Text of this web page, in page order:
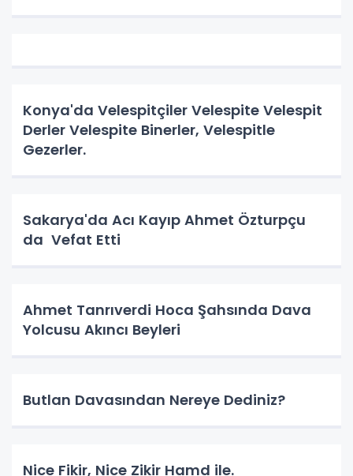
Konya'da Velespitçiler Velespite Velespit
Derler Velespite Binerler, Velespitle
Gezerler.
Sakarya'da Acı Kayıp Ahmet Özturpçu
da Vefat Etti
Ahmet Tanrıverdi Hoca Şahsında Dava
Yolcusu Akıncı Beyleri
Butlan Davasından Nereye Dediniz?
Nice Fikir, Nice Zikir Hamd ile.